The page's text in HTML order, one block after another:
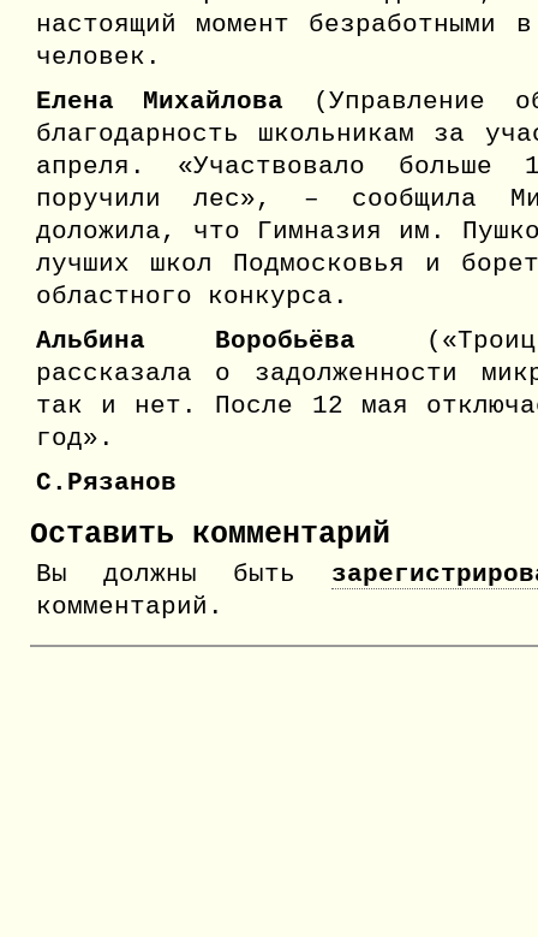
настоящий момент безработными
человек.
Елена Михайлова
(Управление
благодарность школьникам за
апреля. «Участвовало больше
поручили лес», – сообщила
доложила, что Гимназия им.
лучших школ Подмосковья и
областного конкурса.
Альбина Воробьёва
рассказала о задолженности
так и нет. После 12 мая
год».
С.Рязанов
Оставить комментарий
Вы должны быть
комментарий.